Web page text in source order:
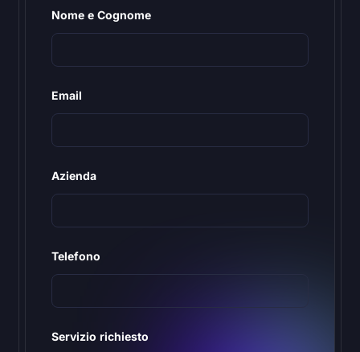
Nome e Cognome
Email
Azienda
Telefono
Servizio richiesto